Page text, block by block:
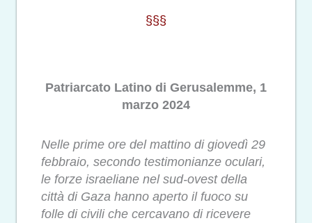
§§§
Patriarcato Latino di Gerusalemme, 1
marzo 2024
Nelle prime ore del mattino di giovedì 29
febbraio, secondo testimonianze oculari,
le forze israeliane nel sud-ovest della
città di Gaza hanno aperto il fuoco su
folle di civili che cercavano di ricevere